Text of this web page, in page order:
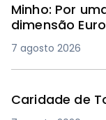
Minho: Por
dimensão
7 agosto 2026
Caridade de